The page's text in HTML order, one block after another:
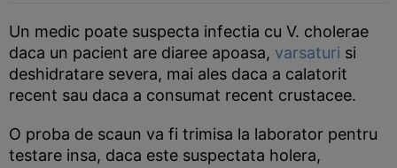
Un medic poate suspecta infectia cu V. cholerae
daca un pacient are diaree apoasa, varsaturi si
deshidratare severa, mai ales daca a calatorit
recent sau daca a consumat recent crustacee.
O proba de scaun va fi trimisa la laborator pentru
testare insa, daca este suspectata holera,